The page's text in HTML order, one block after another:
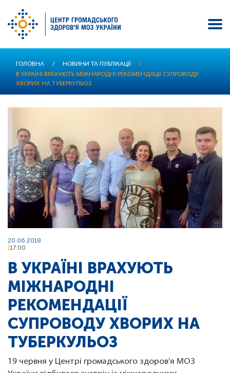
ГОЛОВНА / НОВИНИ ТА ПУБЛІКАЦІЇ
/
В УКРАЇНІ ВРАХУЮТЬ МІЖНАРОДНІ РЕКОМЕНДАЦІЇ СУПРОВОДУ
ХВОРИХ НА ТУБЕРКУЛЬОЗ
20.06.2018
17:00
В УКРАЇНІ ВРАХУЮТЬ
МІЖНАРОДНІ
РЕКОМЕНДАЦІЇ
СУПРОВОДУ ХВОРИХ НА
ТУБЕРКУЛЬОЗ
19 червня у Центрі громадського здоров’я МОЗ